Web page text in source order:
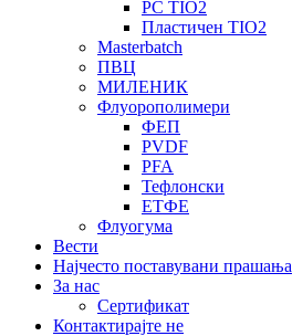
PC TIO2
Пластичен TIO2
Masterbatch
ПВЦ
МИЛЕНИК
Флуорополимери
ФЕП
PVDF
PFA
Тефлонски
ЕТФЕ
Флуогума
Вести
Најчесто поставувани прашања
За нас
Сертификат
Контактирајте не